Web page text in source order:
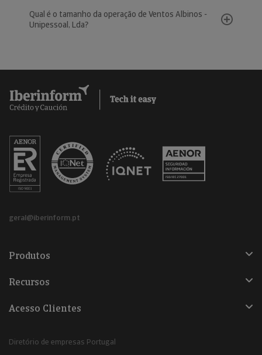
Qual é o tamanho da operação de Ventos Albinos -
Unipessoal, Lda?
geral@iberinform.pt
Produtos
Recursos
Acesso Clientes
Diretório de empresas Portugal